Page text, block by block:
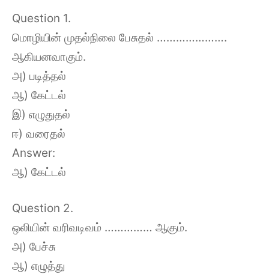
Question 1.
மொழியின் முதல்நிலை பேசுதல் ………………….
ஆகியனவாகும்.
அ) படித்தல்
ஆ) கேட்டல்
இ) எழுதுதல்
ஈ) வரைதல்
Answer:
ஆ) கேட்டல்
Question 2.
ஒலியின் வரிவடிவம் …………… ஆகும்.
அ) பேச்சு
ஆ) எழுத்து